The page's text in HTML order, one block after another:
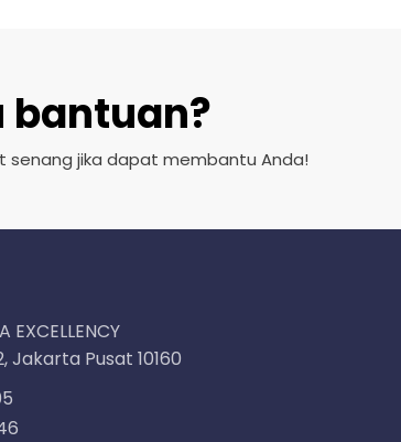
bantuan?
senang jika dapat membantu Anda!
EXCELLENCY
Jakarta Pusat 10160